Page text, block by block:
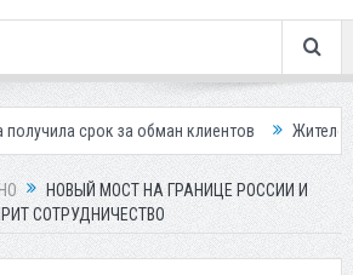
за обман клиентов Жителей Дагестана
НОВЫЙ МОСТ НА ГРАНИЦЕ РОССИИ И
СОТРУДНИЧЕСТВО